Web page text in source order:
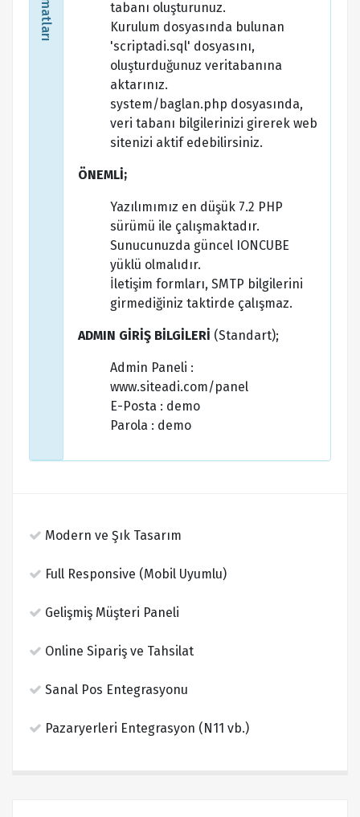
tabanı oluşturunuz.
Kurulum dosyasında bulunan
'scriptadi.sql' dosyasını,
oluşturduğunuz veritabanına
aktarınız.
system/baglan.php dosyasında,
veri tabanı bilgilerinizi girerek web
sitenizi aktif edebilirsiniz.
ÖNEMLİ;
Yazılımımız en düşük 7.2 PHP
sürümü ile çalışmaktadır.
Sunucunuzda güncel IONCUBE
yüklü olmalıdır.
İletişim formları, SMTP bilgilerini
girmediğiniz taktirde çalışmaz.
ADMIN GİRİŞ BİLGİLERİ (Standart);
Admin Paneli :
www.siteadi.com/panel
E-Posta : demo
Parola : demo
Modern ve Şık Tasarım
Full Responsive (Mobil Uyumlu)
Gelişmiş Müşteri Paneli
Online Sipariş ve Tahsilat
Sanal Pos Entegrasyonu
Pazaryerleri Entegrasyon (N11 vb.)